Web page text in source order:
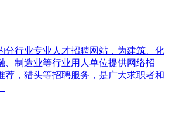
分行业专业人才招聘网站，为建筑、化
、制造业等行业用人单位提供网络招
荐，猎头等招聘服务，是广大求职者和